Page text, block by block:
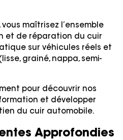
maîtrisez l’ensemble
et de réparation du cuir
sur véhicules réels et
grainé, nappa, semi-
pour découvrir nos
et développer
du cuir automobile.
Approfondies